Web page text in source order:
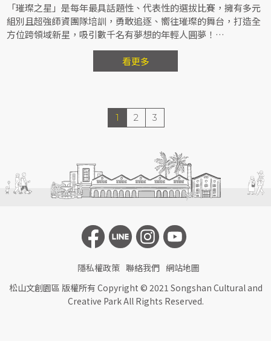
「璀璨之星」是每年最具話題性、代表性的選拔比賽，擁有多元
組別且超強師資團隊培訓，勇敢追逐、嚮往璀璨的舞台，打造全
方位跨領域新星，吸引數千名有夢想的年輕人圓夢！
伊林一路秉持著「全星發展 星夢成真」，尋找更多有潛力資質的
看更多
1 2 3
隱私權政策 聯絡我們 網站地圖
松山文創園區 版權所有 Copyright © 2021 Songshan Cultural and
Creative Park All Rights Reserved.